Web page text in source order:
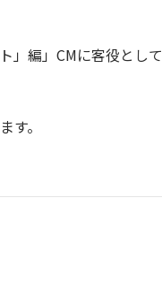
」編」CMに客役として
す。